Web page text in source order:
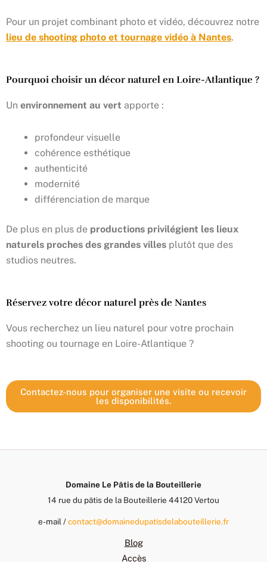
Pour un projet combinant photo et vidéo, découvrez notre
lieu de shooting photo et tournage vidéo à Nantes.
Pourquoi choisir un décor naturel en Loire-Atlantique ?
Un environnement au vert apporte :
profondeur visuelle
cohérence esthétique
authenticité
modernité
différenciation de marque
De plus en plus de productions privilégient les lieux
naturels proches des grandes villes plutôt que des
studios neutres.
Réservez votre décor naturel près de Nantes
Vous recherchez un lieu naturel pour votre prochain
shooting ou tournage en Loire-Atlantique ?
Contactez-nous pour organiser une visite ou recevoir
les disponibilités.
Domaine Le Pâtis de la Bouteillerie
14 rue du pâtis de la Bouteillerie 44120 Vertou
e-mail /contact@domainedupatisdelabouteillerie.fr
Blog
Accès